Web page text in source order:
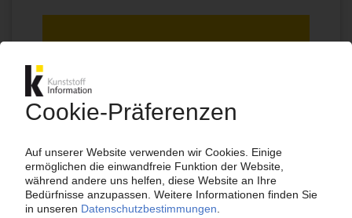
Ihr KI Zugang
jährlich kündbar
ab99€/Monat
Jetzt kostenlos testen